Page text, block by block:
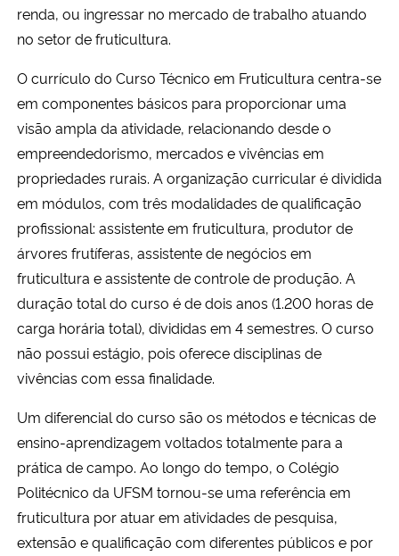
renda, ou ingressar no mercado de trabalho atuando
no setor de fruticultura.
O currículo do Curso Técnico em Fruticultura centra-se
em componentes básicos para proporcionar uma
visão ampla da atividade, relacionando desde o
empreendedorismo, mercados e vivências em
propriedades rurais. A organização curricular é dividida
em módulos, com três modalidades de qualificação
profissional: assistente em fruticultura, produtor de
árvores frutíferas, assistente de negócios em
fruticultura e assistente de controle de produção. A
duração total do curso é de dois anos (1.200 horas de
carga horária total), divididas em 4 semestres. O curso
não possui estágio, pois oferece disciplinas de
vivências com essa finalidade.
Um diferencial do curso são os métodos e técnicas de
ensino-aprendizagem voltados totalmente para a
prática de campo. Ao longo do tempo, o Colégio
Politécnico da UFSM tornou-se uma referência em
fruticultura por atuar em atividades de pesquisa,
extensão e qualificação com diferentes públicos e por